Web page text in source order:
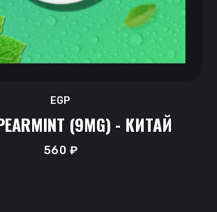
EGP
(9MG) - КИТАЙ
560 ₽